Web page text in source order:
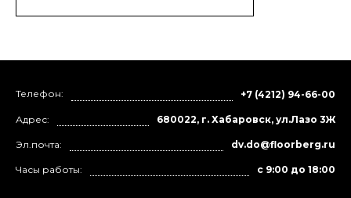
Телефон: +7 (4212) 94-66-00
Адрес: 680022, г. Хабаровск, ул.Лазо 3Ж
Эл.почта: dv.do@floorberg.ru
Часы работы: с 9:00 до 18:00